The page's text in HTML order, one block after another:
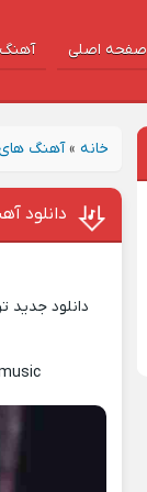
صفحه اصلی
خانه »آهنگ
دانلود
دانلود جدید